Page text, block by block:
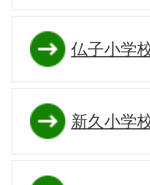
仏子小学
新久小学